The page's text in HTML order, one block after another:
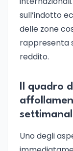
sull’indotto
delle zone
rappresenta
reddito.
Il quadro
Uno degli